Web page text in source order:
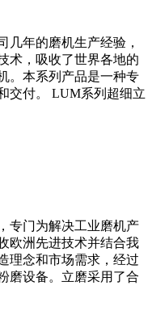
几年的磨机生产经验，
术，吸收了世界各地的
。本系列产品是一种专
交付。 LUM系列超细立
专门为解决工业磨机产
欧洲先进技术并结合我
理念和市场需求，经过
磨设备。立磨采用了合